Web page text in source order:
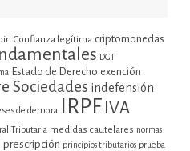
Confianza legítima criptomonedas
DGT
Estado de Derecho exención
Sociedades indefensión
de demora IRPF IVA
Tributaria medidas cautelares normas
prescripción principios tributarios prueba